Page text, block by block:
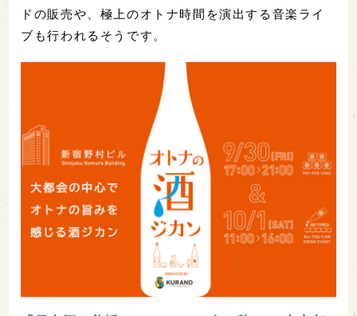
ドの販売や、極上のオトナ時間を演出する音楽ライ
ブも行われるそうです。